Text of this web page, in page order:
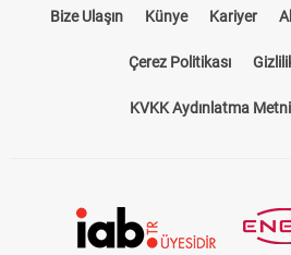
Bize Ulaşın Künye Kariyer
Çerez Politikası
KVKK Aydınlatma